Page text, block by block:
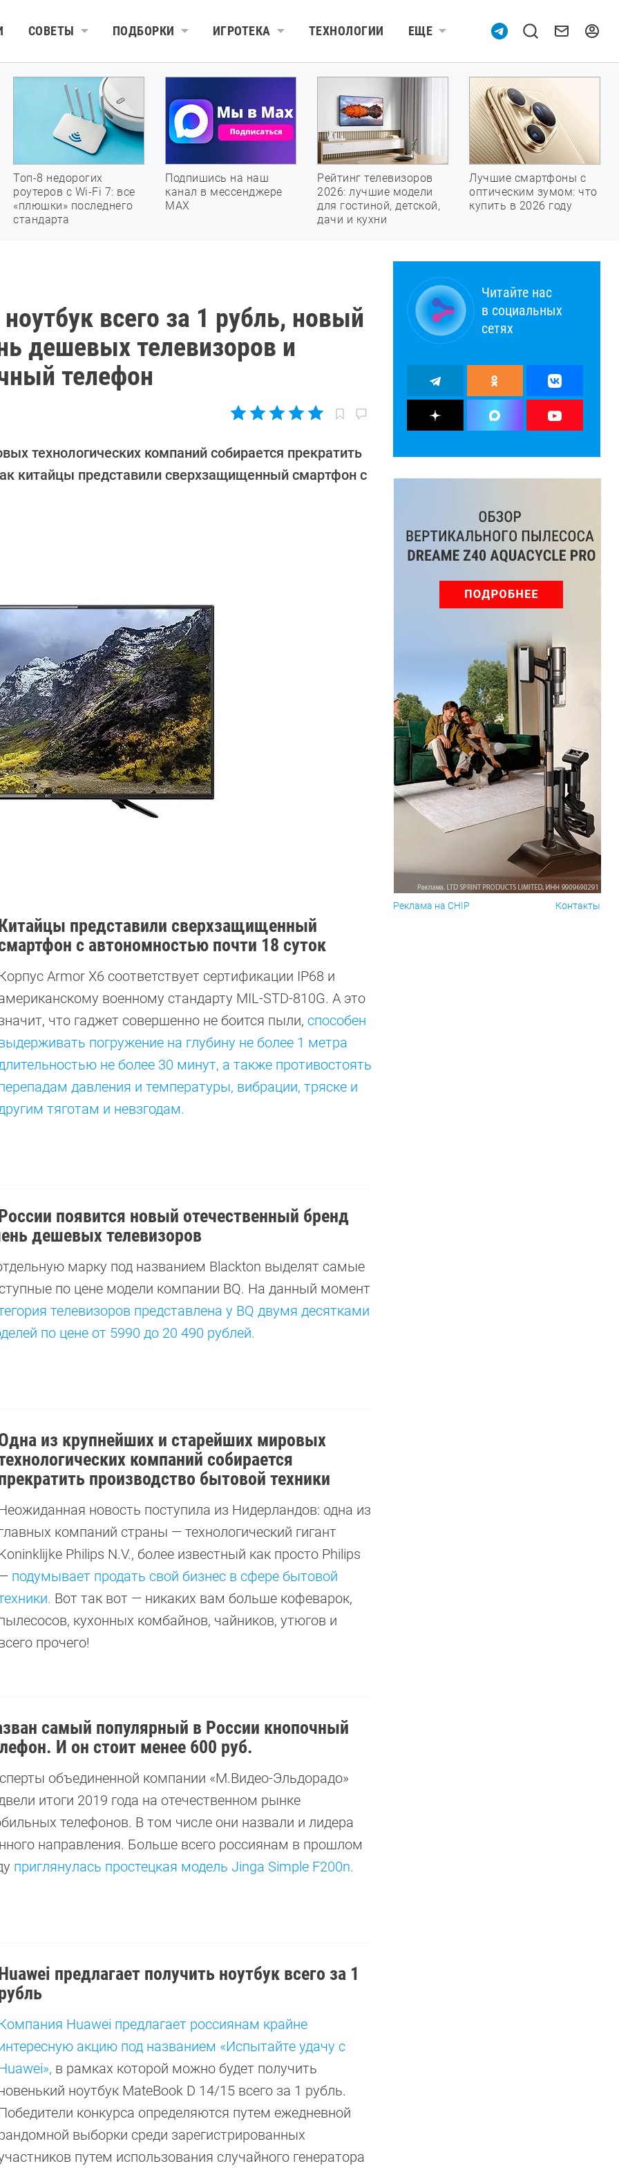
СОВЕТЫ ПОДБОРКИ ИГРОТЕКА ТЕХНОЛОГИИ ЕЩЕ
Топ-8 недорогих
роутеров с Wi-Fi 7: все
«плюшки» последнего
стандарта
Подпишись на наш
канал в мессенджере
МАХ
Рейтинг телевизоров
2026: лучшие модели
для гостиной, детской,
дачи и кухни
Лучшие смартфоны с
оптическим зумом: что
купить в 2026 году
всего за 1 рубль, новый
дешевых телевизоров и
телефон
технологических компаний собирается прекратить
китайцы представили сверхзащищенный смартфон с
представили сверхзащищенный
с автономностью почти 18 суток
Armor X6 соответствует сертификации IP68 и
военному стандарту MIL-STD-810G. А это
что гаджет совершенно не боится пыли, способен
погружение на глубину не более 1 метра
не более 30 минут, а также противостоять
давления и температуры, вибрации, тряске и
тяготам и невзгодам.
появится новый отечественный бренд
дешевых телевизоров
марку под названием Blackton выделят самые
по цене модели компании BQ. На данный момент
телевизоров представлена у BQ двумя десятками
по цене от 5990 до 20 490 рублей.
из крупнейших и старейших мировых
компаний собирается
производство бытовой техники
новость поступила из Нидерландов: одна из
компаний страны — технологический гигант
Philips N.V., более известный как просто Philips
подумывает продать свой бизнес в сфере бытовой
Вот так вот — никаких вам больше кофеварок,
кухонных комбайнов, чайников, утюгов и
прочего!
самый популярный в России кнопочный
И он стоит менее 600 руб.
объединенной компании «М.Видео-Эльдорадо»
итоги 2019 года на отечественном рынке
телефонов. В том числе они назвали и лидера
направления. Больше всего россиянам в прошлом
приглянулась простецкая модель Jinga Simple F200n.
предлагает получить ноутбук всего за 1
Huawei предлагает россиянам крайне
акцию под названием «Испытайте удачу с
в рамках которой можно будет получить
ноутбук MateBook D 14/15 всего за 1 рубль.
конкурса определяются путем ежедневной
выборки среди зарегистрированных
путем использования случайного генератора
Читайте нас
в социальных
сетях
Реклама на CHIP Контакты